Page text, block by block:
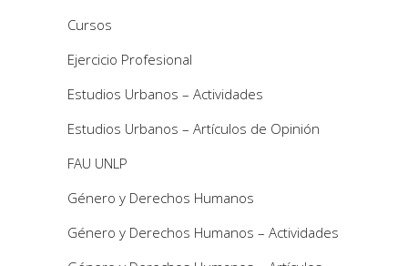
Cursos
Ejercicio Profesional
Estudios Urbanos – Actividades
Estudios Urbanos – Artículos de Opinión
FAU UNLP
Género y Derechos Humanos
Género y Derechos Humanos – Actividades